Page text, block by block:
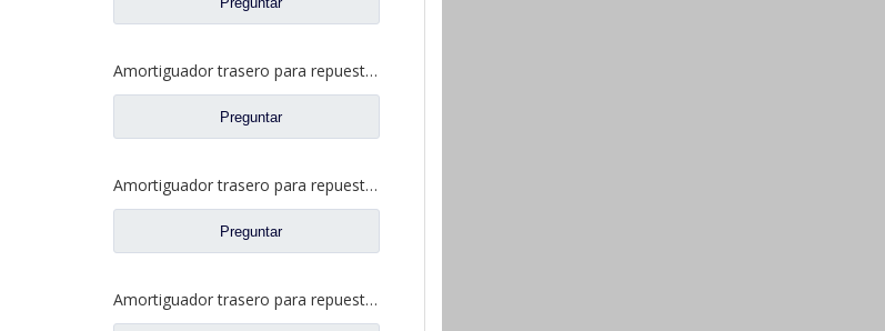
Amortiguador trasero para repuestos de camiones CAMC 50H08-01055
Preguntar
Amortiguador trasero para repuestos de camiones CAMC 50H08-01055A
Preguntar
Amortiguador trasero para repuestos de camiones Valin 50A05034